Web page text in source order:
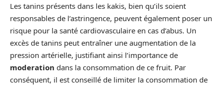
Les tanins présents dans les kakis, bien qu’ils soient
responsables de l’astringence, peuvent également poser un
risque pour la santé cardiovasculaire en cas d’abus. Un
excès de tanins peut entraîner une augmentation de la
pression artérielle, justifiant ainsi l’importance de
moderation dans la consommation de ce fruit. Par
conséquent, il est conseillé de limiter la consommation de